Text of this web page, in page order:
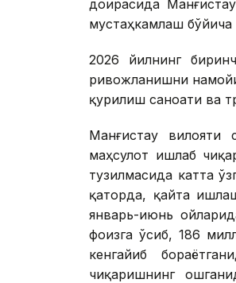
доирасида
мустаҳкамлаш
2026 йилнинг
ривожланишни
қурилиш саноати ва
Манғистау вилояти
маҳсулот ишлаб
тузилмасида катта
қаторда, қайта
январь-июнь
фоизга ўсиб, 186
кенгайиб
чиқаришнинг